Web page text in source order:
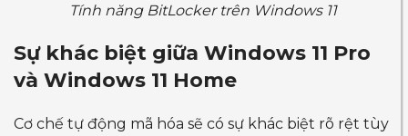
Tính năng BitLocker trên Windows 11
Sự khác biệt giữa Windows 11 Pro
và Windows 11 Home
Cơ chế tự động mã hóa sẽ có sự khác biệt rõ rệt tùy